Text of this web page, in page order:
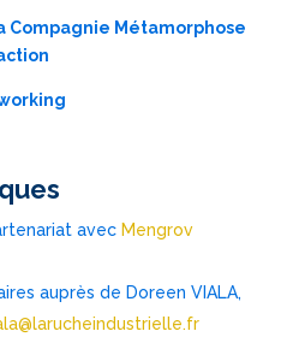
Compagnie Métamorphose
avec Mengrov
auprès de Doreen VIALA,